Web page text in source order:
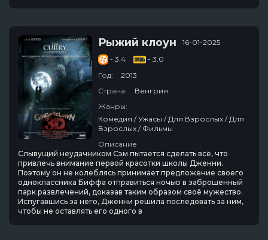
Рыжий клоун
16-01-2025
- 3.4
- 3.0
Год:
2013
Страна:
Венгрия
Жанры:
Комедия / Ужасы / Для Взрослых / Для
Взрослых / Фильмы
Описание
Слывущий неудачником Сэм пытается сделать всё, что
привлечь внимание первой красотки школы Дженни.
Поэтому он не колеблясь принимает предложение своего
одноклассника Биффа отправиться ночью в заброшенный
парк развлечений, доказав таким образом своё мужество.
Испугавшись за него, Дженни решила последовать за ним,
чтобы не оставлять его одного в